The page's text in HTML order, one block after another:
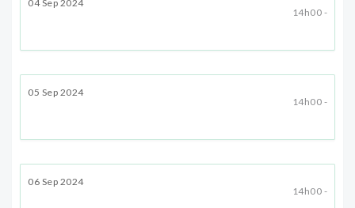
04 Sep 2024
14h00 -
05 Sep 2024
14h00 -
06 Sep 2024
14h00 -